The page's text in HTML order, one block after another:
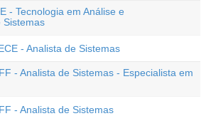
- Tecnologia em Análise e
Sistemas
- Analista de Sistemas
- Analista de Sistemas - Especialista em
- Analista de Sistemas